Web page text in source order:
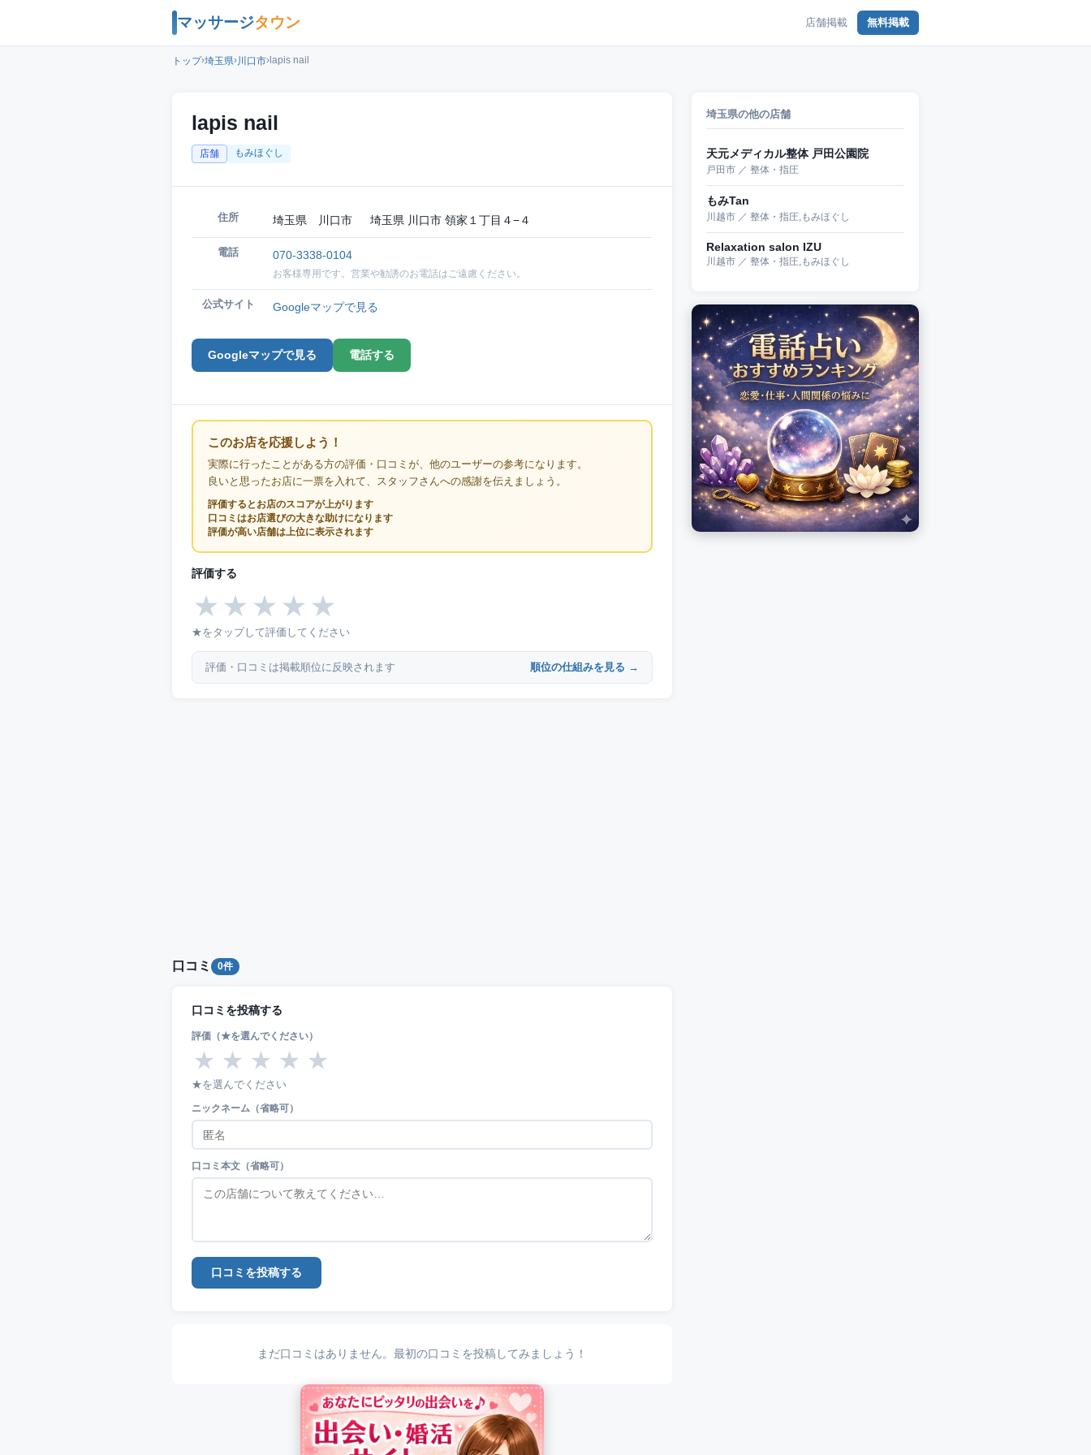
マッサージタウン 店舗掲載 無料掲載
トップ›埼玉県›川口市› lapis nail
lapis nail
店舗 もみほぐし
住所 埼玉県 川口市 埼玉県 川口市 領家１丁目４−４
電話 070-3338-0104
お客様専用です。営業や勧誘のお電話はご遠慮ください。
公式サイト Googleマップで見る
Googleマップで見る 電話する
このお店を応援しよう！
実際に行ったことがある方の評価・口コミが、他のユーザーの参考になります。
良いと思ったお店に一票を入れて、スタッフさんへの感謝を伝えましょう。
評価するとお店のスコアが上がります
口コミはお店選びの大きな助けになります
評価が高い店舗は上位に表示されます
評価する
★ ★ ★ ★ ★
★をタップして評価してください
評価・口コミは掲載順位に反映されます 順位の仕組みを見る →
口コミ 0件
口コミを投稿する
評価（★を選んでください）
★ ★ ★ ★ ★
★を選んでください
ニックネーム（省略可）
口コミ本文（省略可）
口コミを投稿する
まだ口コミはありません。最初の口コミを投稿してみましょう！
埼玉県の他の店舗
天元メディカル整体 戸田公園院
戸田市 ／ 整体・指圧
もみTan
川越市 ／ 整体・指圧,もみほぐし
Relaxation salon IZU
川越市 ／ 整体・指圧,もみほぐし